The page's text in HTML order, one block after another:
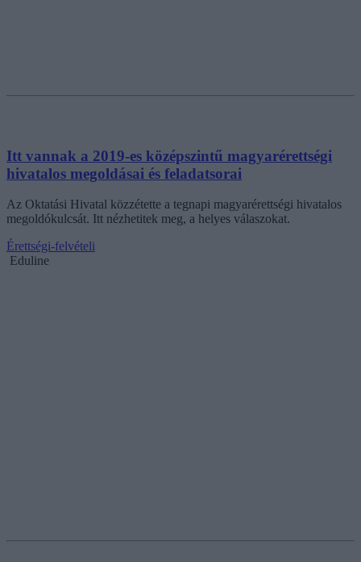
Itt vannak a 2019-es középszintű magyarérettségi
hivatalos megoldásai és feladatsorai
Az Oktatási Hivatal közzétette a tegnapi magyarérettségi hivatalos
megoldókulcsát. Itt nézhetitek meg, a helyes válaszokat.
Érettségi-felvételi
Eduline